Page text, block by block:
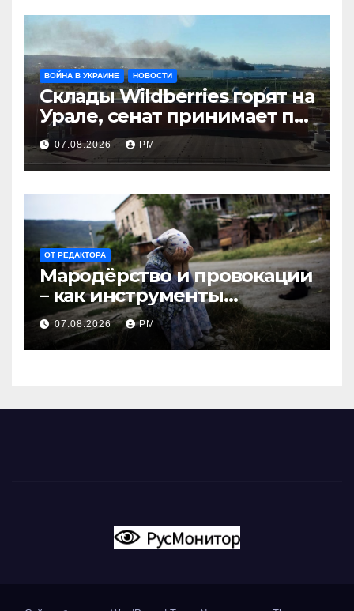
ВОЙНА В УКРАИНЕ НОВОСТИ
Склады Wildberries горят на
Урале, сенат принимает по
Грэму закон
07.08.2026 РМ
ОТ РЕДАКТОРА
Мародёрство и провокации
– как инструменты
современной политики
России
07.08.2026 РМ